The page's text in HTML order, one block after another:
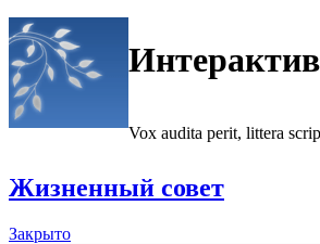
Vox audita perit, littera
Жизненный совет
Закрыто